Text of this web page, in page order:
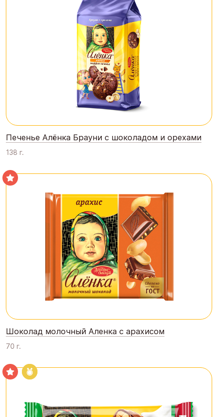
Печенье Алёнка Брауни с шоколадом и орехами
138 г.
Шоколад молочный Аленка с арахисом
70 г.